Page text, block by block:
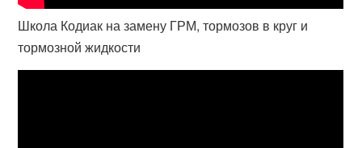
Школа Кодиак на замену ГРМ, тормозов в круг и
тормозной жидкости